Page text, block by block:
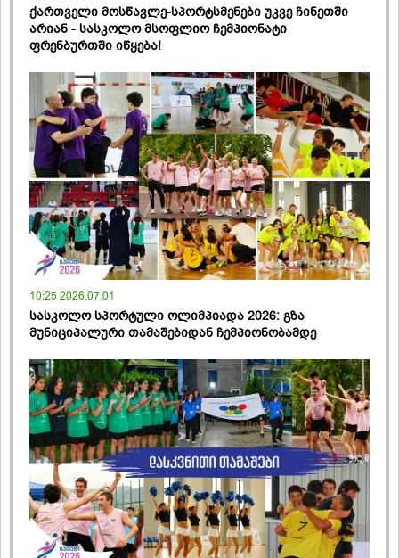
ქართველი მოსწავლე-სპორტსმენები უკვე ჩინეთში
არიან - სასკოლო მსოფლიო ჩემპიონატი
ფრენბურთში იწყება!
10:25 2026.07.01
სასკოლო სპორტული ოლიმპიადა 2026: გზა
მუნიციპალური თამაშებიდან ჩემპიონობამდე